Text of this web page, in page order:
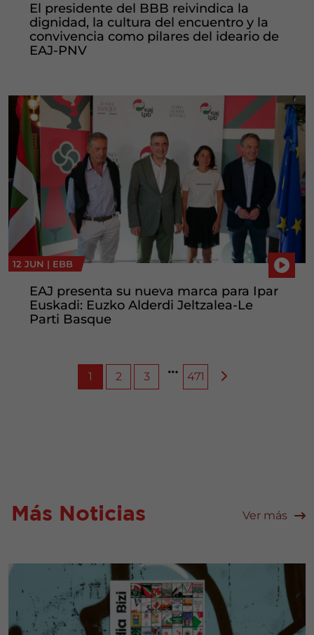
El presidente del BBB reivindica la
dignidad, la cultura del encuentro y la
convivencia como pilares del ideario de
EAJ-PNV
12 JUN | EBB
EAJ presenta su nueva marca para Ipar
Euskadi: Euzko Alderdi Jeltzalea-Le
Parti Basque
1 2 3 471
Más Noticias Ver más